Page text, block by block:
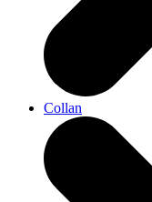
Collan